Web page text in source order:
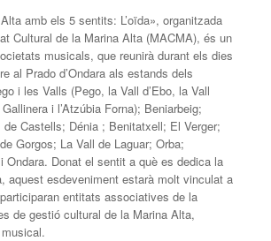
amb els 5 sentits: L’oïda», organitzada
Cultural de la Marina Alta (MACMA), és un
musicals, que reunirà durant els dies
al Prado d’Ondara als estands dels
i les Valls (Pego, la Vall d’Ebo, la Vall
i l’Atzúbia Forna); Beniarbeig;
de Castells; Dénia ; Benitatxell; El Verger;
Gorgos; La Vall de Laguar; Orba;
Ondara. Donat el sentit a què es dedica la
aquest esdeveniment estarà molt vinculat a
entitats associatives de la
de gestió cultural de la Marina Alta,